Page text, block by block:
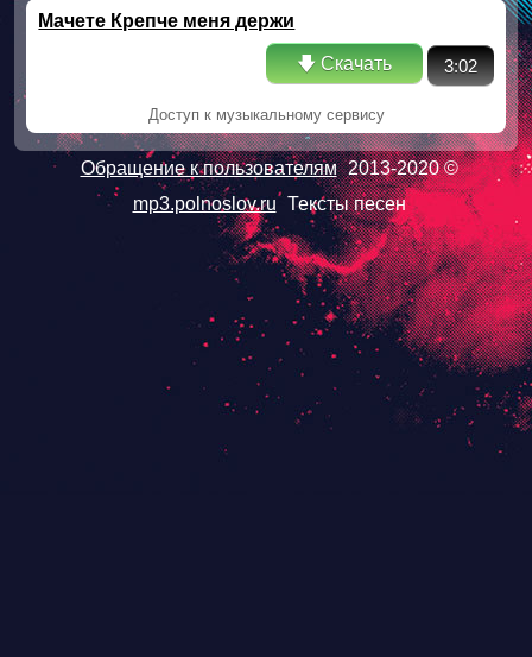
Мачете Крепче меня держи
🡇 Скачать 3:02
Доступ к музыкальному сервису
Обращение к пользователям 2013-2020 ©
mp3.polnoslov.ru Тексты песен